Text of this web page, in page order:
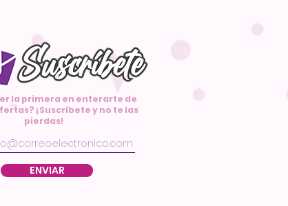
la primera en enterarte de
¡Suscríbete y no te las
pierdas!
ENVIAR